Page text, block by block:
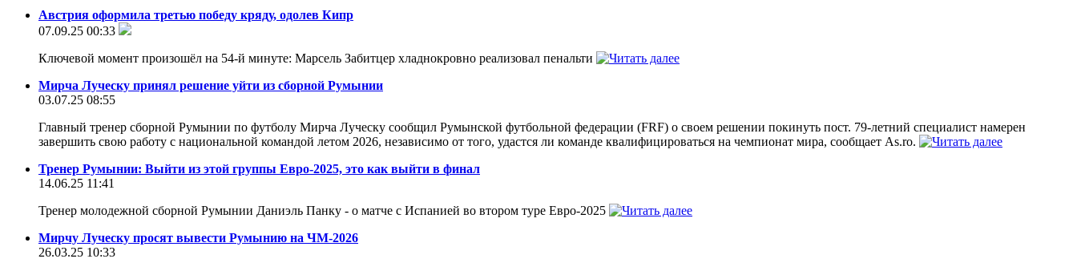
Австрия оформила третью победу кряду, одолев Кипр
07.09.25 00:33
Ключевой момент произошёл на 54-й минуте: Марсель Забитцер хладнокровно реализовал пенальти
Мирча Луческу принял решение уйти из сборной Румынии
03.07.25 08:55
Главный тренер сборной Румынии по футболу Мирча Луческу сообщил Румынской футбольной федерации (FRF) о своем решении покинуть пост. 79-летний специалист намерен
завершить свою работу с национальной командой летом 2026, независимо от того, удастся ли команде квалифицироваться на чемпионат мира, сообщает As.ro.
Тренер Румынии: Выйти из этой группы Евро-2025, это как выйти в финал
14.06.25 11:41
Тренер молодежной сборной Румынии Даниэль Панку - о матче с Испанией во втором туре Евро-2025
Мирчу Луческу просят вывести Румынию на ЧМ-2026
26.03.25 10:33